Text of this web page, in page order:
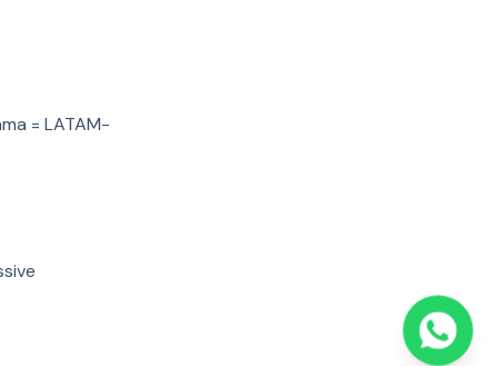
= LATAM-